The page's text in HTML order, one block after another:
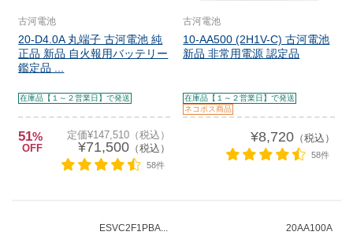
古河電池
20-D4.0A 丸端子 古河電池 純
正品 新品 自火報用バッテリー
鑑定品 ...
在庫品【１～２営業日】で発送
51%
OFF
定価¥147,510（税込）
¥71,500（税込）
58件
古河電池
10-AA500 (2H1V-C) 古河電池
新品 非常用電源 認定品
在庫品【１～２営業日】で発送
ネコポス商品
¥8,720（税込）
58件
ESVC2F1PBA... 20AA100A